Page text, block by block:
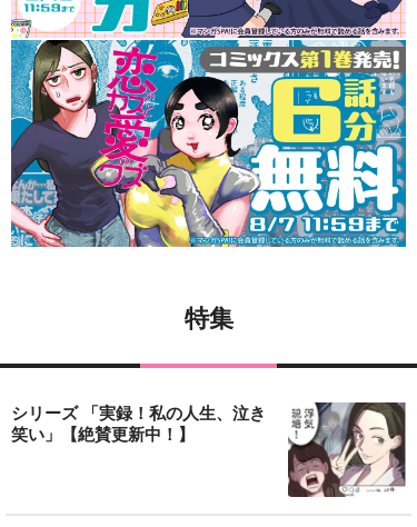
特集
シリーズ 「実録！私の人生、泣き
笑い」【絶賛更新中！】